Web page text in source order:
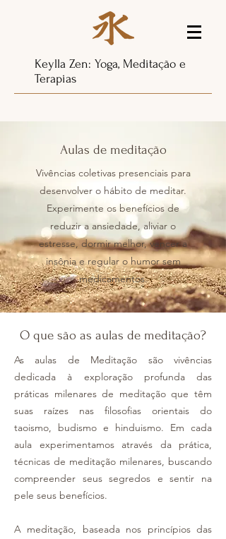
Keylla Zen: Yoga, Meditação e
Terapias
Aulas de meditação
Vivências coletivas presenciais para
desenvolver o hábito de meditar.
Experimente os benefícios de
reduzir a ansiedade, aliviar o
estresse, dormir melhor, vencer a
insônia e regular o humor sem
medicamentos.
O que são as aulas de meditação?
As aulas de Meditação são vivências
dedicada à exploração profunda das
práticas milenares de meditação que têm
suas raízes nas filosofias orientais do
taoismo, budismo e hinduismo. Em cada
aula experimentamos através da prática,
técnicas de meditação milenares, buscando
compreender seus segredos e sentir na
pele seus benefícios.
A meditação, baseada nos princípios das